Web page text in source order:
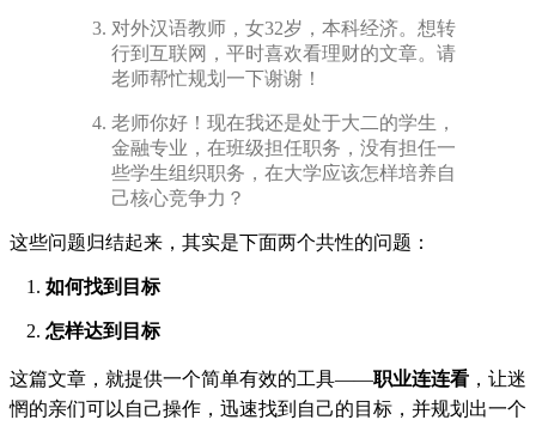
对外汉语教师，女32岁，本科经济。想转
行到互联网，平时喜欢看理财的文章。请
老师帮忙规划一下谢谢！
老师你好！现在我还是处于大二的学生，
金融专业，在班级担任职务，没有担任一
些学生组织职务，在大学应该怎样培养自
己核心竞争力？
这些问题归结起来，其实是下面两个共性的问题：
如何找到目标
怎样达到目标
这篇文章，就提供一个简单有效的工具——职业连连看 ，让迷
惘的亲们可以自己操作，迅速找到自己的目标，并规划出一个